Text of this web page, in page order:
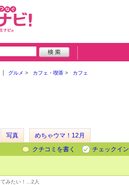
グルメ カフェ・喫茶 カフェ
写真
めちゃウマ！12月
クチコミを書く
チェックイン
みたい！… 2人